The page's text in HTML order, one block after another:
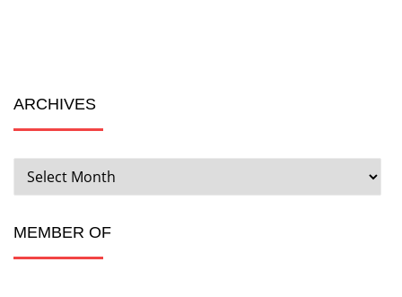
ARCHIVES
ARCHIVES
MEMBER OF